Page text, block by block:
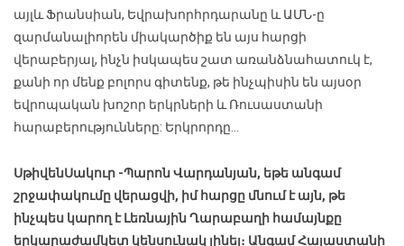
այլև Ֆրանսիան, Եվրախորհրդարանը և ԱՄՆ-ը
զարմանալիորեն միակարծիք են այս հարցի
վերաբերյալ, ինչն իսկապես շատ առանձնահատուկ է,
քանի որ մենք բոլորս գիտենք, թե ինչպիսին են այսօր
եվրոպական խոշոր երկրների և Ռուսաստանի
հարաբերությունները: Երկրորդը…
ՍթիվենՍակուր -Պարոն Վարդանյան, եթե անգամ
շրջափակումը վերացվի, իմ հարցը մնում է այն, թե
ինչպես կարող է Լեռնային Ղարաբաղի համայնքը
երկարաժամկետ կենսունակ լինել։ Անգամ Հայաստանի